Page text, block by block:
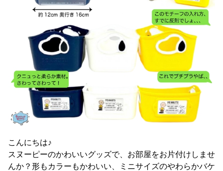
こんにちは♪
スヌーピーのかわいいグッズで、お部屋をお片付けしませ
んか？形もカラーもかわいい、ミニサイズのやわらかバケ